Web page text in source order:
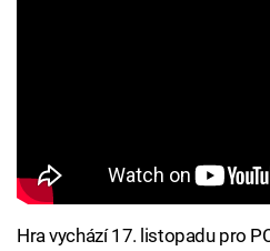
Hra vychází 17. listopadu pro